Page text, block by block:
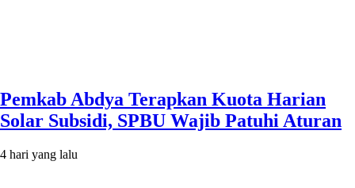
Pemkab Abdya Terapkan Kuota Harian
Solar Subsidi, SPBU Wajib Patuhi Aturan
4 hari yang lalu